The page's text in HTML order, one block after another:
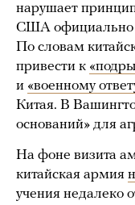
нарушает
США официально
По словам
привести к
и «военному
Китая. В
оснований» для
На фоне визита
китайская армия
учения недалеко